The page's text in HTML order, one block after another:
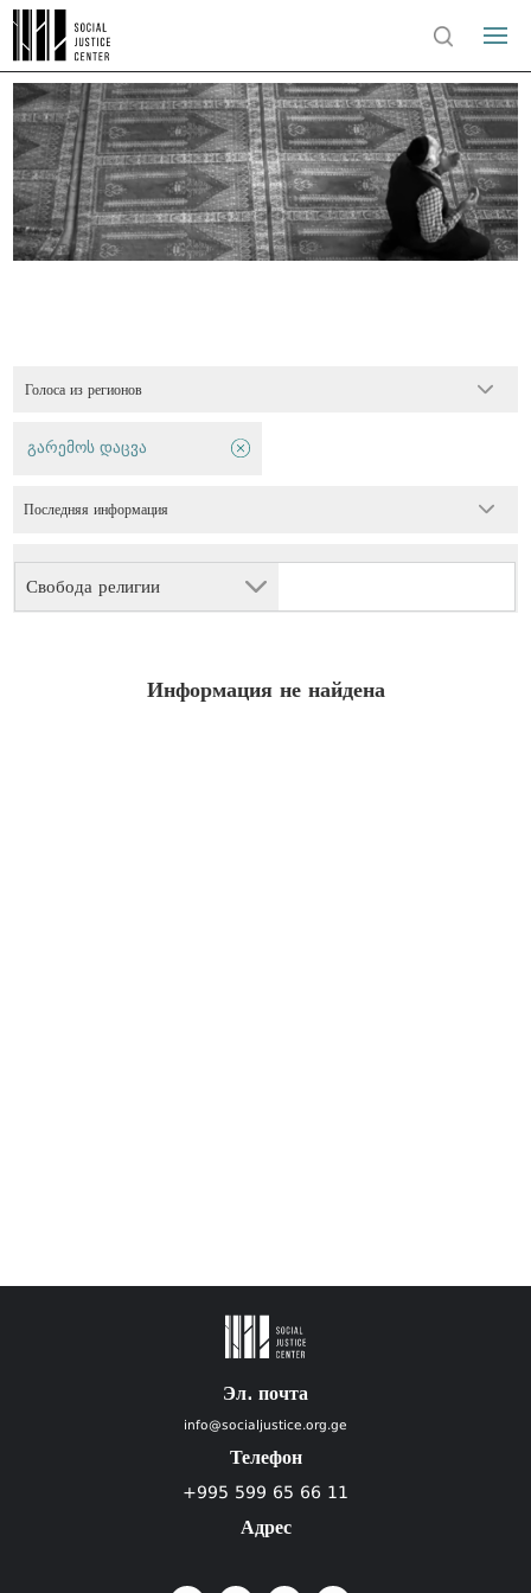
Голоса из регионов
Свобода религии
გარემოს დაცვა
Последняя информация
Информация не найдена
Эл. почта
info@socialjustice.org.ge
Телефон
+995 599 65 66 11
Адрес